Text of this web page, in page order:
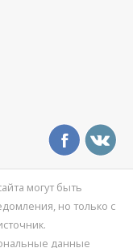
могут быть
но только с
данные